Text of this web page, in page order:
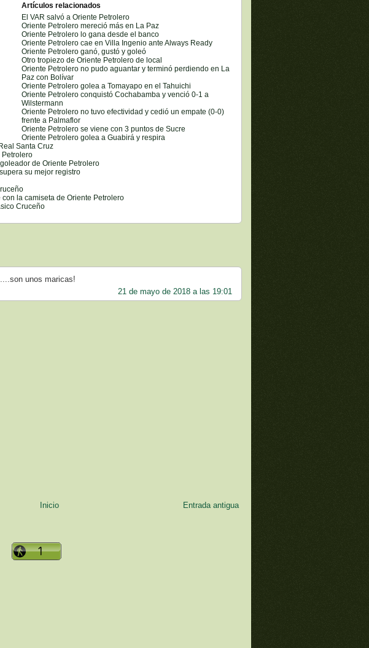
Artículos relacionados
El VAR salvó a Oriente Petrolero
Oriente Petrolero mereció más en La Paz
Oriente Petrolero lo gana desde el banco
Oriente Petrolero cae en Villa Ingenio ante Always Ready
Oriente Petrolero ganó, gustó y goleó
Otro tropiezo de Oriente Petrolero de local
Oriente Petrolero no pudo aguantar y terminó perdiendo en La
Paz con Bolívar
Oriente Petrolero golea a Tomayapo en el Tahuichi
Oriente Petrolero conquistó Cochabamba y venció 0-1 a
Wilstermann
Oriente Petrolero no tuvo efectividad y cedió un empate (0-0)
frente a Palmaflor
Oriente Petrolero se viene con 3 puntos de Sucre
Oriente Petrolero golea a Guabirá y respira
Santa Cruz
Petrolero
de Oriente Petrolero
su mejor registro
la camiseta de Oriente Petrolero
Cruceño
unos maricas!
21 de mayo de 2018 a las 19:01
Entrada antigua
Inicio